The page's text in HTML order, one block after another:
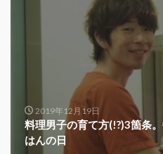
2019年12月19日
料理男子の育て方(!?)3箇条
はんの日